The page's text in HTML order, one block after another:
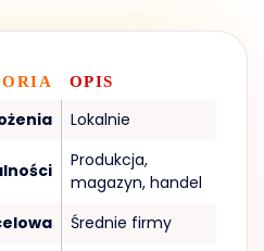
OPIS
Lokalnie
Produkcja,
magazyn, handel
Średnie firmy